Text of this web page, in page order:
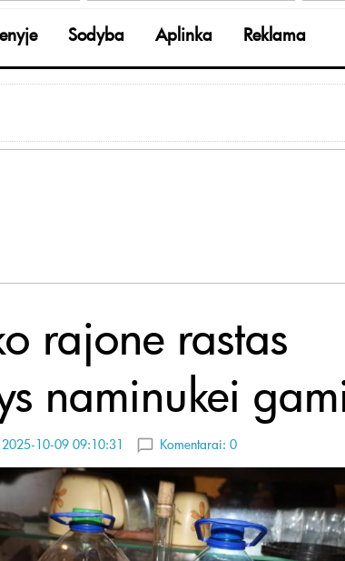
Sodyba Aplinka Reklama
rajone rastas
naminukei
2025-10-09 09:10:31 Komentarai: 0